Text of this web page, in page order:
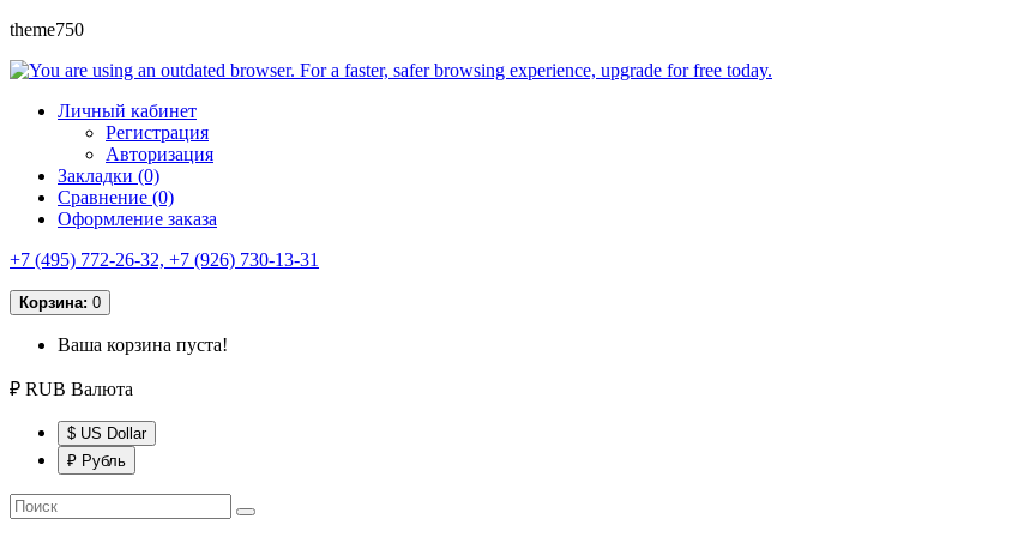
theme750
Личный кабинет
Регистрация
Авторизация
Закладки (0)
Сравнение (0)
Оформление заказа
+7 (495) 772-26-32, +7 (926) 730-13-31
Корзина: 0
Ваша корзина пуста!
₽ RUB Валюта
$ US Dollar
₽ Рубль